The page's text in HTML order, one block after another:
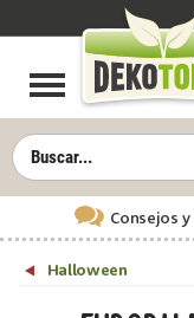
Consejos y
Halloween